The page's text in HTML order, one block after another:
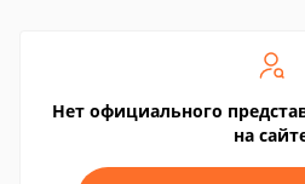
Нет официального
на